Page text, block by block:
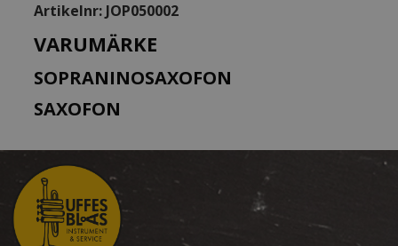
Artikelnr: JOP050002
VARUMÄRKE
SOPRANINOSAXOFON
SAXOFON